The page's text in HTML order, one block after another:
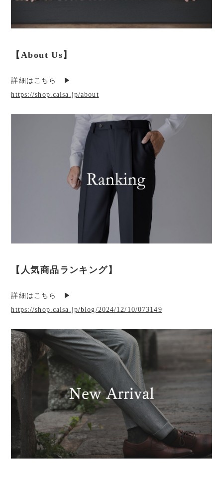
【About Us】
詳細はこちら ▶︎
https://shop.calsa.jp/about
【人気商品ランキング】
詳細はこちら ▶︎
https://shop.calsa.jp/blog/2024/12/10/073149